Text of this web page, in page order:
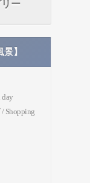
ー
】
day
Shopping